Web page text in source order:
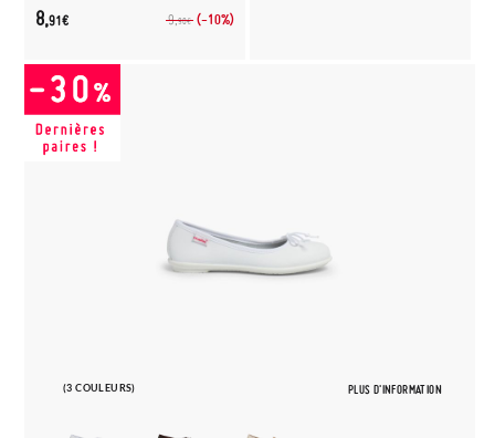
9,90€ (-10%)
8,91€
(3 COULEURS) PLUS D'INFORMATION